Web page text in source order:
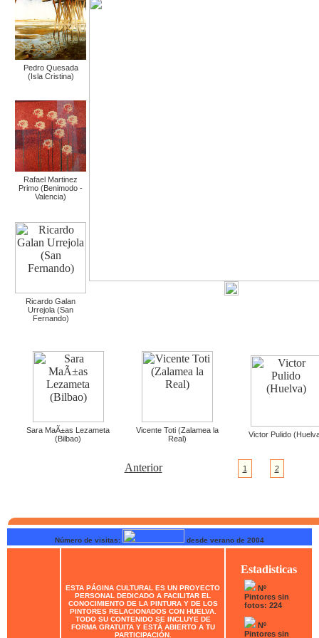
Pedro Quesada
(Isla Cristina)
Rafael Martinez
Primo (Benimodo -
Valencia)
Ricardo Galan
Urrejola (San
Fernando)
Sara MaÃ±as Lezameta
(Bilbao)
Vicente Toti (Zalamea la
Real)
Victor Pulido
Anterior 1 2
Número de visitas: desde verano de 2004
ESTA PÁGINA CULTURAL ES UN PROYECTO
PERSONAL DEDICADO A FACILITAR EL
CONOCIMIENTO DE LA PINTURA Y DE LOS
PINTORES RELACIONADOS CON HUELVA.
TODO SU CONTENIDO SE INCLUYE DE
FORMA GRATUITA Y ESTÁ ABIERTO A TU
PARTICIPACIÓN.
Estadisticas
Nº
Pintores sin
fotos: 224
Nº
Pintores sin